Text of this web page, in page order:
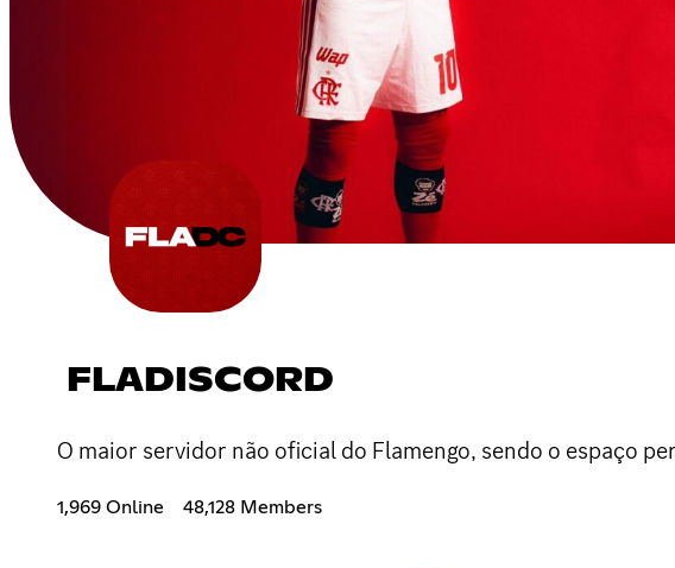
FLADISCORD
O maior servidor não oficial do Flamengo, sendo o espaço
1,969 Online 48,128 Members